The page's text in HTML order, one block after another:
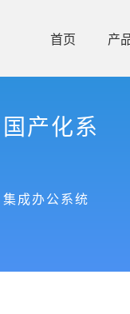
首页 产
产化系
集成办公系统